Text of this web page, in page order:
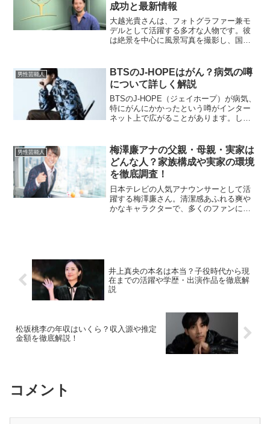
成功と最新情報
大越光貴さんは、フォトグラファー兼モ
デルとして活躍する多才な人物です。彼
は絶景を中心に風景写真を撮影し、国内
近は、元バレーボール日本代表の栗原恵
さんとの結婚・妊娠報道も...
男性芸能人
BTSのJ-HOPEはがん？病気の噂
について詳しく解説
BTSのJ-HOPE（ジェイホープ）が病気、
特にがんにかかったという噂がインター
ネット上で広がることがあります。しか
記事では、J-HOPEの健康状態についての
事実と噂、...
男性芸能人
梅澤廉アナの父親・母親・実家は
どんな人？家族構成や実家の環境
を徹底調査！
日本テレビの人気アナウンサーとして活
躍する梅澤廉さん。清潔感あふれる爽や
かなキャラクターで、多くのファンに愛
井上真央の本名は本当？子役時代から現
在までの活躍や学歴・出演作品を徹底解
説
松坂桃李の年収はいくら？収入源や推定
金額を徹底解説！
コメント